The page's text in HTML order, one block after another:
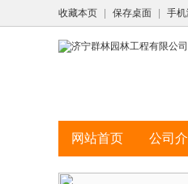
收藏本页 保存桌面 手
网站首页 公司